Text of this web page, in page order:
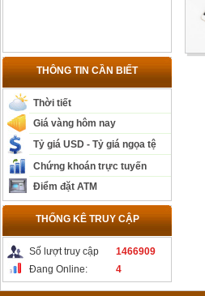
THÔNG TIN CẦN BIẾT
Thời tiết
Giá vàng hôm nay
Tỷ giá USD - Tỷ giá ngọa tệ
Chứng khoán trực tuyến
Điểm đặt ATM
THỐNG KÊ TRUY CẬP
Số lượt truy cập
1466909
Đang Online:
4